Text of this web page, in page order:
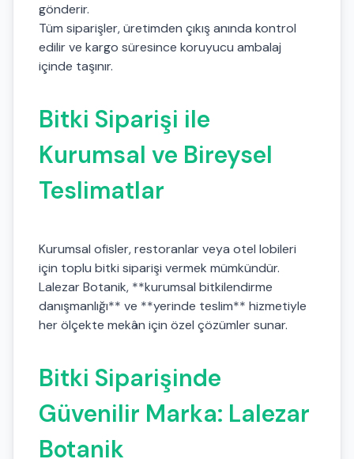
gönderir.
Tüm siparişler, üretimden çıkış anında kontrol
edilir ve kargo süresince koruyucu ambalaj
içinde taşınır.
Bitki Siparişi ile
Kurumsal ve Bireysel
Teslimatlar
Kurumsal ofisler, restoranlar veya otel lobileri
için toplu bitki siparişi vermek mümkündür.
Lalezar Botanik, **kurumsal bitkilendirme
danışmanlığı** ve **yerinde teslim** hizmetiyle
her ölçekte mekân için özel çözümler sunar.
Bitki Siparişinde
Güvenilir Marka: Lalezar
Botanik